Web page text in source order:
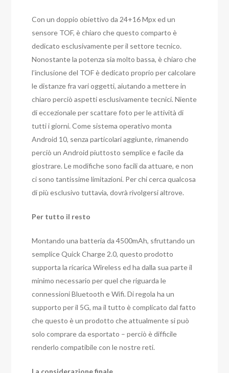
Con un doppio obiettivo da 24+16 Mpx ed un
sensore TOF, è chiaro che questo comparto è
dedicato esclusivamente per il settore tecnico.
Nonostante la potenza sia molto bassa, è chiaro che
l’inclusione del TOF è dedicato proprio per calcolare
le distanze fra vari oggetti, aiutando a mettere in
chiaro perciò aspetti esclusivamente tecnici. Niente
di eccezionale per scattare foto per le attività di
tutti i giorni. Come sistema operativo monta
Android 10, senza particolari aggiunte, rimanendo
perciò un Android piuttosto semplice e facile da
giostrare. Le modifiche sono facili da attuare, e non
ci sono tantissime limitazioni. Per chi cerca qualcosa
di più esclusivo tuttavia, dovrà rivolgersi altrove.
Per tutto il resto
Montando una batteria da 4500mAh, sfruttando un
semplice Quick Charge 2.0, questo prodotto
supporta la ricarica Wireless ed ha dalla sua parte il
minimo necessario per quel che riguarda le
connessioni Bluetooth e Wifi. Di regola ha un
supporto per il 5G, ma il tutto è complicato dal fatto
che questo è un prodotto che attualmente si può
solo comprare da esportato – perciò è difficile
renderlo compatibile con le nostre reti.
La considerazione finale